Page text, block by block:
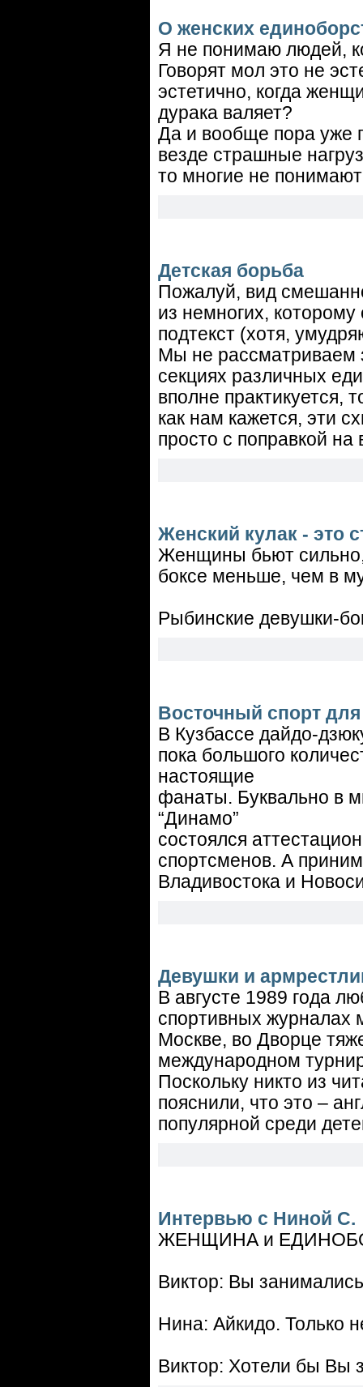
О женских
Я не понимаю людей,
Говорят мол это не
эстетично, когда
дурака валяет?
Да и вообще пора уже
везде страшные
то многие не
Детская борьба
Пожалуй, вид
из немногих,
подтекст (хотя,
Мы не рассматриваем
секциях различных
вполне практикуется,
как нам кажется, эти
просто с поправкой на
Женский кулак - это
Женщины бьют сильно,
боксе меньше, чем в
Рыбинские девушки-
Восточный спорт
В Кузбассе дайдо-
пока большого
настоящие
фанаты. Буквально в
“Динамо”
состоялся
спортсменов. А
Владивостока и
Девушки и
В августе 1989 года
спортивных журналах
Москве, во Дворце
международном
Поскольку никто из
пояснили, что это –
популярной среди
Интервью с Ниной С.
ЖЕНЩИНА и
Виктор: Вы
Нина: Айкидо. Только
Виктор: Хотели бы Вы